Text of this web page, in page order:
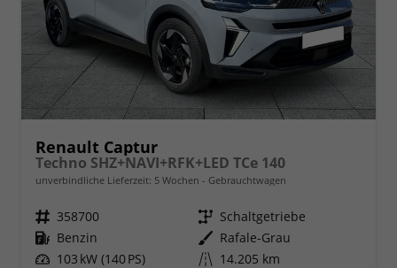
Renault Captur
Techno SHZ+NAVI+RFK+LED TCe 140
unverbindliche Lieferzeit: 5 Wochen Gebrauchtwagen
Fahrzeugnr. 358700 Getriebe Schaltgetriebe
Kraftstoff Benzin Außenfarbe Rafale-Grau
Leistung 103 kW (140 PS) Kilometerstand 14.205 km